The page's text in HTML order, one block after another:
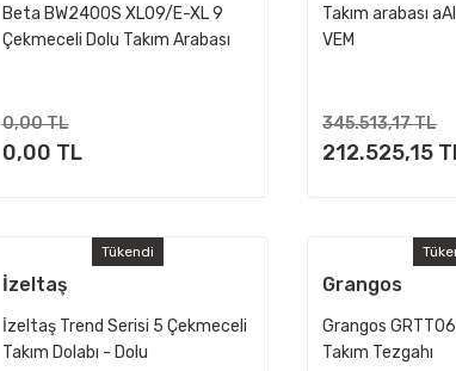
Beta BW2400S XL09/E-XL 9
Çekmeceli Dolu Takım Arabası
0,00 TL
0,00 TL
Takım arabası
VEM
345.513,17 TL
212.525,15
Tükendi
İzeltaş
İzeltaş Trend Serisi 5 Çekmeceli
Takım Dolabı - Dolu
Grangos
Grangos
Takım Tezgahı